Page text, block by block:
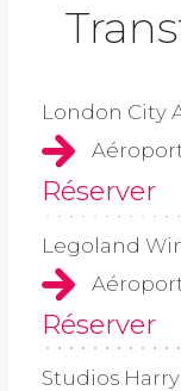
London City
Réserver
Legoland
Réserver
Studios